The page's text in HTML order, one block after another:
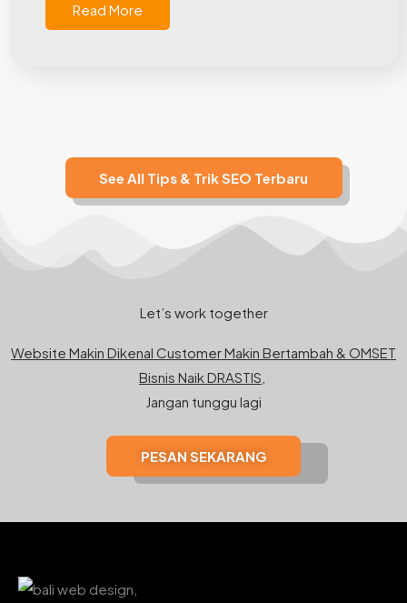
Read More
See All Tips & Trik SEO Terbaru
Let’s work together
Website Makin Dikenal Customer Makin Bertambah & OMSET
Bisnis Naik DRASTIS,
Jangan tunggu lagi
PESAN SEKARANG